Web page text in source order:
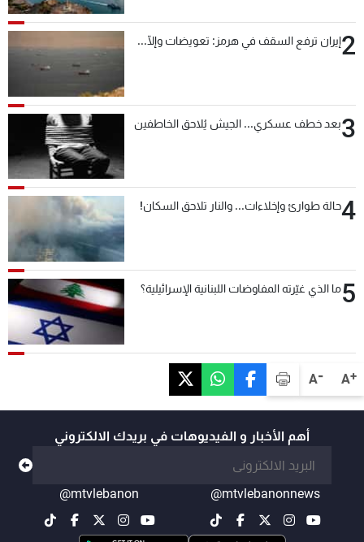
A+
A-
2إيران ترفع السقف في هرمز: تعويضات وإلّا...
3بعد خطف عسكري... الجيش يُلاحق الخاطفين
4حالة طوارئ وإخلاءات... والنار تلاحق السكان!
5ما الذي غيّرته المفاوضات اللبنانية الإسرائيلية؟
أهم الأخبار و الفيديوهات في بريدك الالكتروني
@mtvlebanonnews
@mtvlebanon